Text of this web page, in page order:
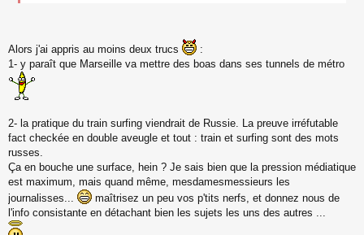
Alors j'ai appris au moins deux trucs
:
1- y paraît que Marseille va mettre des boas dans ses tunnels de métro
2- la pratique du train surfing viendrait de Russie. La preuve irréfutable
fact checkée en double aveugle et tout : train et surfing sont des mots
russes.
Ça en bouche une surface, hein ? Je sais bien que la pression médiatique
est maximum, mais quand même, mesdamesmessieurs les
journalisses...
maîtrisez un peu vos p'tits nerfs, et donnez nous de
l'info consistante en détachant bien les sujets les uns des autres ...